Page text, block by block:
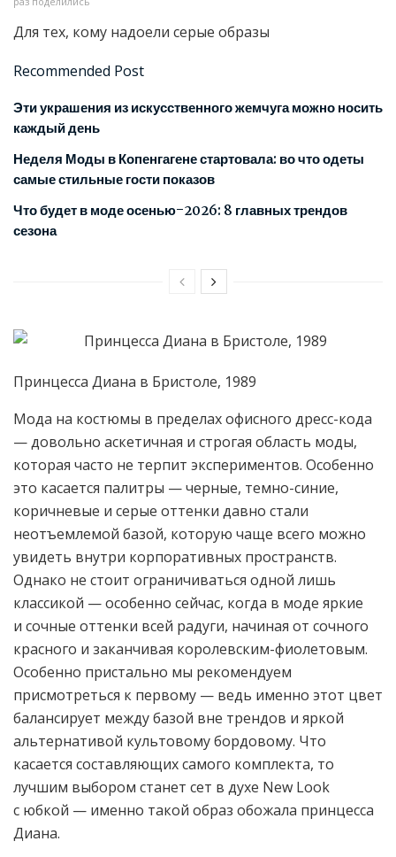
Для тех, кому надоели серые образы
Recommended Post
Эти украшения из искусственного жемчуга можно носить
каждый день
Неделя Моды в Копенгагене стартовала: во что одеты
самые стильные гости показов
Что будет в моде осенью-2026: 8 главных трендов
сезона
Принцесса Диана в Бристоле, 1989
Мода на костюмы в пределах офисного дресс-кода
— довольно аскетичная и строгая область моды,
которая часто не терпит экспериментов. Особенно
это касается палитры — черные, темно-синие,
коричневые и серые оттенки давно стали
неотъемлемой базой, которую чаще всего можно
увидеть внутри корпоративных пространств.
Однако не стоит ограничиваться одной лишь
классикой — особенно сейчас, когда в моде яркие
и сочные оттенки всей радуги, начиная от сочного
красного и заканчивая королевским-фиолетовым.
Особенно пристально мы рекомендуем
присмотреться к первому — ведь именно этот цвет
балансирует между базой вне трендов и яркой
альтернативой культовому бордовому. Что
касается составляющих самого комплекта, то
лучшим выбором станет сет в духе New Look
с юбкой — именно такой образ обожала принцесса
Диана.